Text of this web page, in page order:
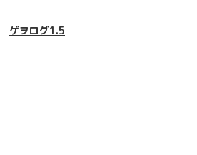
ゲヲログ1.5